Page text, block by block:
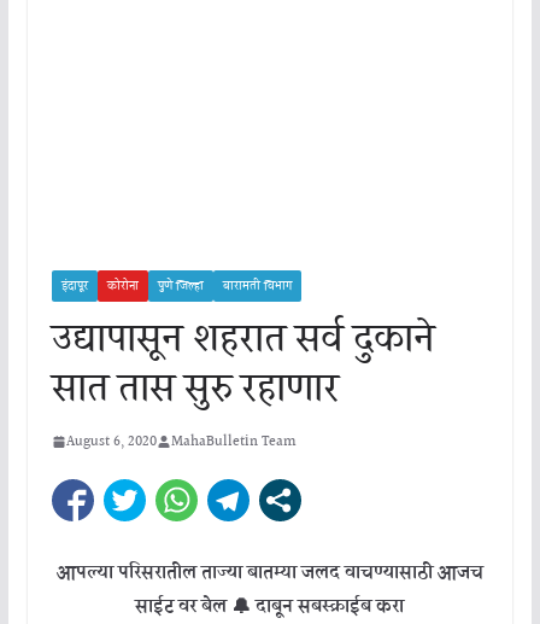
इंदापूर कोरोना पुणे जिल्हा बारामती विभाग
उद्यापासून शहरात सर्व दुकाने
सात तास सुरु रहाणार
August 6, 2020 MahaBulletin Team
आपल्या परिसरातील ताज्या बातम्या जलद वाचण्यासाठी आजच
साईट वर बेल 🔔 दाबून सबस्क्राईब करा